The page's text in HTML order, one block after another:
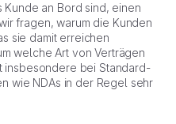
an Bord sind, einen
fragen, warum die Kunden
sie damit erreichen
welche Art von Verträgen
insbesondere bei Standard-
wie NDAs in der Regel sehr